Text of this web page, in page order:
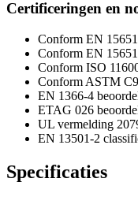
Certificeringen en
Conform EN
Conform EN
Conform ISO
Conform ASTM
EN 1366-4
ETAG 026
UL vermelding
EN 13501-2
Specificaties